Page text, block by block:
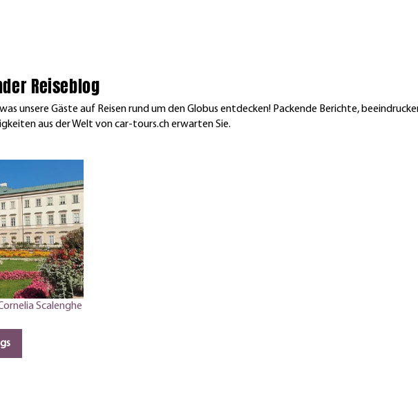
Reiseblog
was unsere Gäste auf Reisen rund um den Globus entdecken! Packende Berichte,
aus der Welt von car-tours.ch erwarten Sie.
Scalenghe